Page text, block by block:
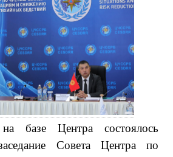
базе Центра состоялось
Совета Центра по